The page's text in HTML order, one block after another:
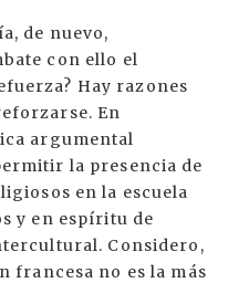
de nuevo,
con ello el
Hay razones
En
argumental
la presencia de
en la escuela
y en espíritu de
Considero,
francesa no es la más